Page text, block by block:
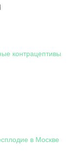
контрацептивы
в Москве